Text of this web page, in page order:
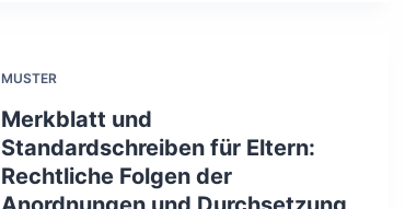
MUSTER
Merkblatt und
Standardschreiben für Eltern:
Rechtliche Folgen der